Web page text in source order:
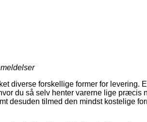
diverse forskellige former for levering.
du så selv henter varerne lige præcis
desuden tilmed den mindst kostelige